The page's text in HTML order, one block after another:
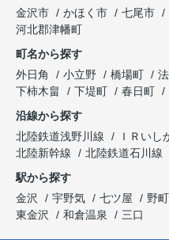
金沢市
かほく市 七尾市
河北郡津幡町
町名から探す
外日角
小立野 橋場町
下柿木畠
下堤町 春日町
沿線から探す
北陸鉄道浅野川線
ＩＲいし
北陸新幹線
北陸鉄道石川線
駅から探す
金沢
宇野気 七ツ屋 野町
東金沢
和倉温泉 三口